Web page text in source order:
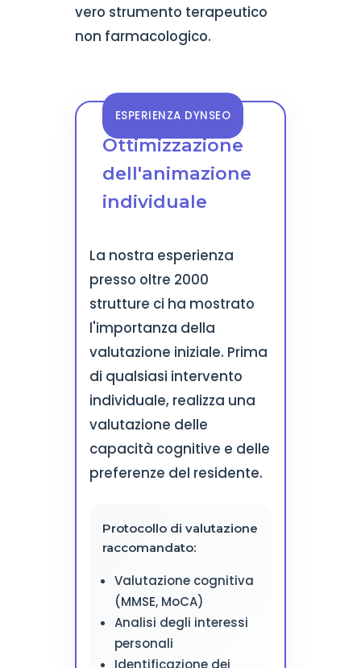
vero strumento terapeutico
non farmacologico.
ESPERIENZA DYNSEO
Ottimizzazione
dell'animazione
individuale
La nostra esperienza
presso oltre 2000
strutture ci ha mostrato
l'importanza della
valutazione iniziale. Prima
di qualsiasi intervento
individuale, realizza una
valutazione delle
capacità cognitive e delle
preferenze del residente.
Protocollo di valutazione
raccomandato:
Valutazione cognitiva
(MMSE, MoCA)
Analisi degli interessi
personali
Identificazione dei